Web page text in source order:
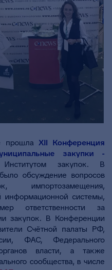
прошла XII Конференция
закупки -
закупок. В
обсуждение вопросов
импортозамещения,
информационной системы,
ответственности за
закупок. В Конференции
Счётной палаты РФ,
ФАС, Федерального
власти, а также
сообщества, в числе